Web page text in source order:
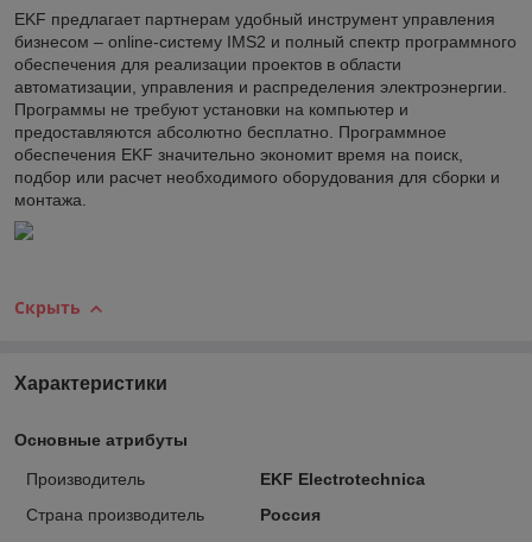
EKF предлагает партнерам удобный инструмент управления
бизнесом – online-систему IMS2 и полный спектр программного
обеспечения для реализации проектов в области
автоматизации, управления и распределения электроэнергии.
Программы не требуют установки на компьютер и
предоставляются абсолютно бесплатно. Программное
обеспечения EKF значительно экономит время на поиск,
подбор или расчет необходимого оборудования для сборки и
монтажа.
Скрыть
Характеристики
Основные атрибуты
Производитель
EKF Electrotechnica
Страна производитель
Россия